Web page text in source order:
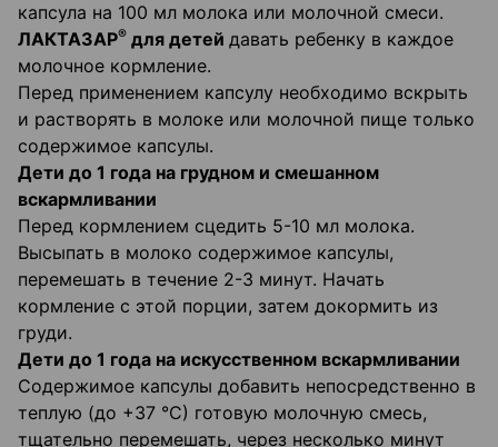
капсула на 100 мл молока или молочной смеси.
ЛАКТАЗАР® для детей давать ребенку в каждое
молочное кормление.
Перед применением капсулу необходимо вскрыть
и растворять в молоке или молочной пище только
содержимое капсулы.
Дети до 1 года на грудном и смешанном
вскармливании
Перед кормлением сцедить 5-10 мл молока.
Высыпать в молоко содержимое капсулы,
перемешать в течение 2-3 минут. Начать
кормление с этой порции, затем докормить из
груди.
Дети до 1 года на искусственном вскармливании
Содержимое капсулы добавить непосредственно в
теплую (до +37 °С) готовую молочную смесь,
тщательно перемешать, через несколько минут